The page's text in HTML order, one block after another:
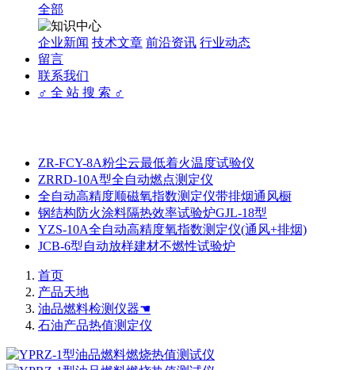
全部
企业新闻 技术文章 前沿资讯 行业动态
留言
联系我们
♂ 全 站 搜 索 ♂
ZR-FCY-8A粉尘云最低着火温度试验仪
ZRRD-10A型全自动燃点测定仪
全自动高精度顺磁氧指数测定仪带排烟通风橱
钢结构防火涂料隔热效率试验炉GJL-18型
YZS-10A全自动高精度氧指数测定仪(通风+排烟)
JCB-6型自动放样建材不燃性试验炉
首页
产品天地
油品燃料检测仪器☚
石油产品热值测定仪